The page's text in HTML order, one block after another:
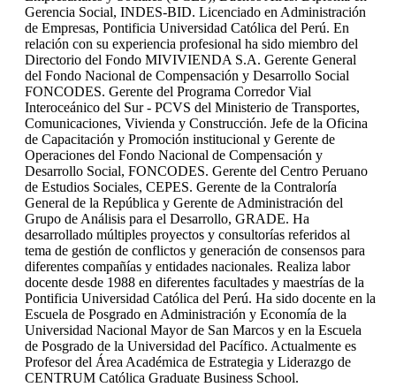
Gerencia Social, INDES-BID. Licenciado en Administración
de Empresas, Pontificia Universidad Católica del Perú. En
relación con su experiencia profesional ha sido miembro del
Directorio del Fondo MIVIVIENDA S.A. Gerente General
del Fondo Nacional de Compensación y Desarrollo Social
FONCODES. Gerente del Programa Corredor Vial
Interoceánico del Sur - PCVS del Ministerio de Transportes,
Comunicaciones, Vivienda y Construcción. Jefe de la Oficina
de Capacitación y Promoción institucional y Gerente de
Operaciones del Fondo Nacional de Compensación y
Desarrollo Social, FONCODES. Gerente del Centro Peruano
de Estudios Sociales, CEPES. Gerente de la Contraloría
General de la República y Gerente de Administración del
Grupo de Análisis para el Desarrollo, GRADE. Ha
desarrollado múltiples proyectos y consultorías referidos al
tema de gestión de conflictos y generación de consensos para
diferentes compañías y entidades nacionales. Realiza labor
docente desde 1988 en diferentes facultades y maestrías de la
Pontificia Universidad Católica del Perú. Ha sido docente en la
Escuela de Posgrado en Administración y Economía de la
Universidad Nacional Mayor de San Marcos y en la Escuela
de Posgrado de la Universidad del Pacífico. Actualmente es
Profesor del Área Académica de Estrategia y Liderazgo de
CENTRUM Católica Graduate Business School.